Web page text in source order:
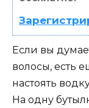
Если вы
волосы, есть
настоять
На одну